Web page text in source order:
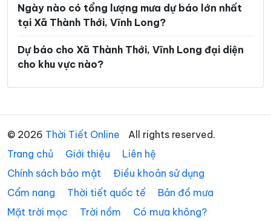
Xã Hương Mỹ Xã Lộc Thuận
Xã Long Hiệp Xã Long Hồ
Xã Long Hòa
Xã Lương Phú Xã Lưu Nghiệp Anh
Xã Mỏ Cày Xã Mỹ Chánh Hòa
Xã Mỹ Long Xã Mỹ Thuận
Xã Ngãi Tứ Xã Ngũ Lạc
Ngày nào có tổng lượng mưa dự báo lớn nhất
tại Xã Thành Thới, Vĩnh Long?
Dự báo cho Xã Thành Thới, Vĩnh Long đại diện
cho khu vực nào?
© 2026 Thời Tiết Online
All rights reserved.
Trang chủ
Giới thiệu
Liên hệ
Chính sách bảo mật
Điều khoản sử dụng
Cẩm nang
Thời tiết quốc tế
Bản đồ mưa
Mặt trời mọc
Trời nồm Có mưa không?